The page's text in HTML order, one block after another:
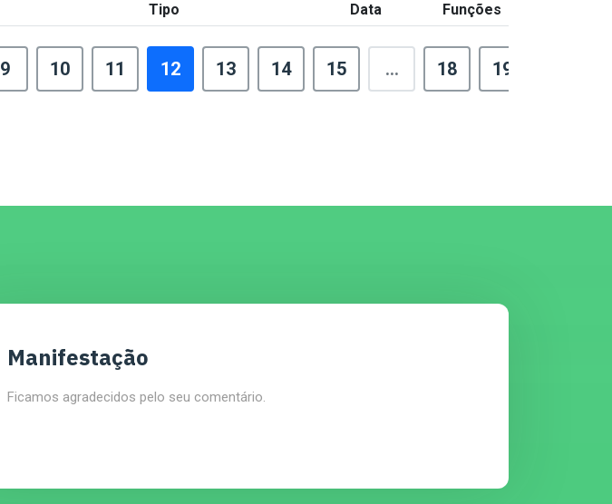
Tipo Data Funções
9 10 11 12 13 14 15 ... 18 19
Manifestação
Ficamos agradecidos pelo seu comentário.